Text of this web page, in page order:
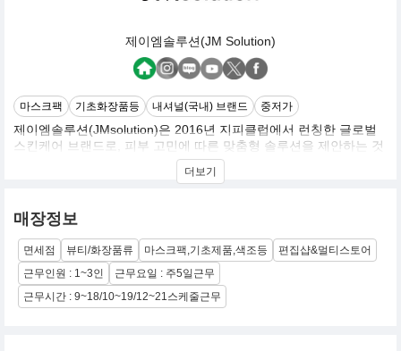
제이엠솔루션(JM Solution)
마스크팩 기초화장품등 내셔널(국내) 브랜드 중저가
제이엠솔루션(JMsolution)은 2016년 지피클럽에서 런칭한 글로벌
스킨케어 브랜드로, 피부 고민에 따른 맞춤형 솔루션을 제안하는 것
을 목표로 합니다. 전 세계적으로 마스크팩 누적 판매량이 28억 장
을 돌파했을 정도로 마스크팩 분야에서 독보적인 인지도를 가지고
더보기
매장정보
면세점 뷰티/화장품류 마스크팩,기초제품,색조등
편집샵&멀티스토어
근무인원 : 1~3인
근무요일 : 주5일근무
근무시간 : 9~18/10~19/12~21스케줄근무